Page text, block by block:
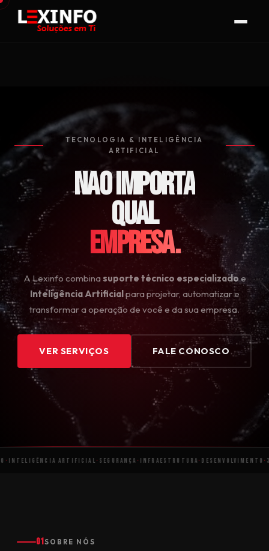
TECNOLOGIA & INTELIGÊNCIA
ARTIFICIAL
NÃO IMPORTA
QUAL
DECTYYVV
A Lexinfo combinasuporte técnico especializadoe
Inteligência Artificial para projetar, automatizar e
transformar a operação de você e da sua empresa.
VER SERVIÇOS FALE CONOSCO
ARTIFICIAL· SEGURANÇA · INFRAESTRUTURA· DESENVOLVIMENTO· 30
01SOBRE NÓS